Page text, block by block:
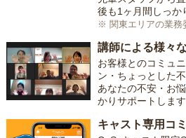
後も1ヶ月間しっか
※ 関東エリアの業務
講師による様々
お客様とのコミュ
ン・ちょっとした
あなたの不安・お
かりサポートします
キャスト専用コ